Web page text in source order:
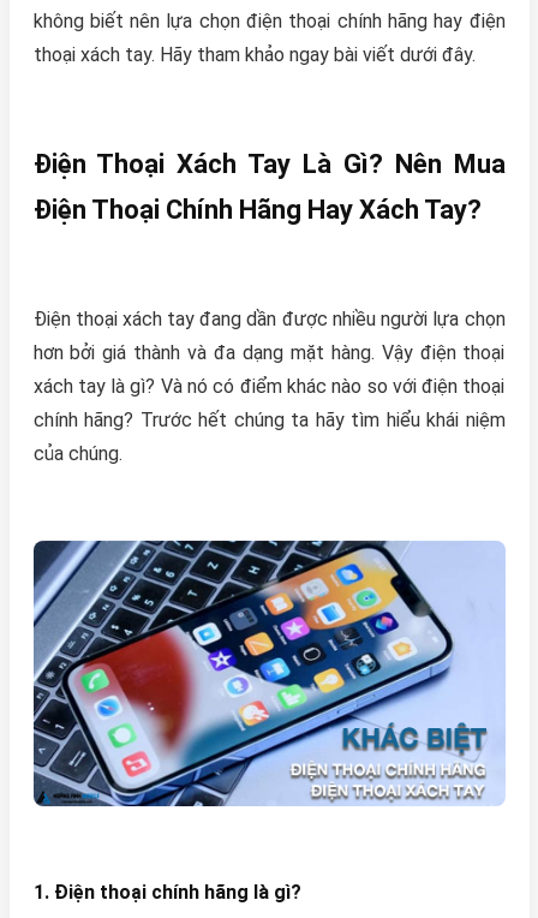
không biết nên lựa chọn điện thoại chính hãng hay điện
thoại xách tay. Hãy tham khảo ngay bài viết dưới đây.
Điện Thoại Xách Tay Là Gì? Nên Mua
Điện Thoại Chính Hãng Hay Xách Tay?
Điện thoại xách tay đang dần được nhiều người lựa chọn
hơn bởi giá thành và đa dạng mặt hàng. Vậy điện thoại
xách tay là gì? Và nó có điểm khác nào so với điện thoại
chính hãng? Trước hết chúng ta hãy tìm hiểu khái niệm
của chúng.
1. Điện thoại chính hãng là gì?